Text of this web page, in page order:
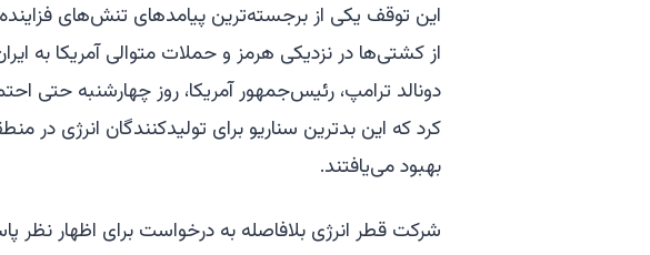
این توقف یکی از برجسته‌ترین پیامدهای تنش‌های
از کشتی‌ها در نزدیکی هرمز و حملات متوالی آمریکا به
دونالد ترامپ، رئیس‌جمهور آمریکا، روز چهارشنبه حتی
کرد که این بدترین سناریو برای تولیدکنندگان انرژی در
بهبود می‌یافتند.
شرکت قطر انرژی بلافاصله به درخواست برای اظهار نظر